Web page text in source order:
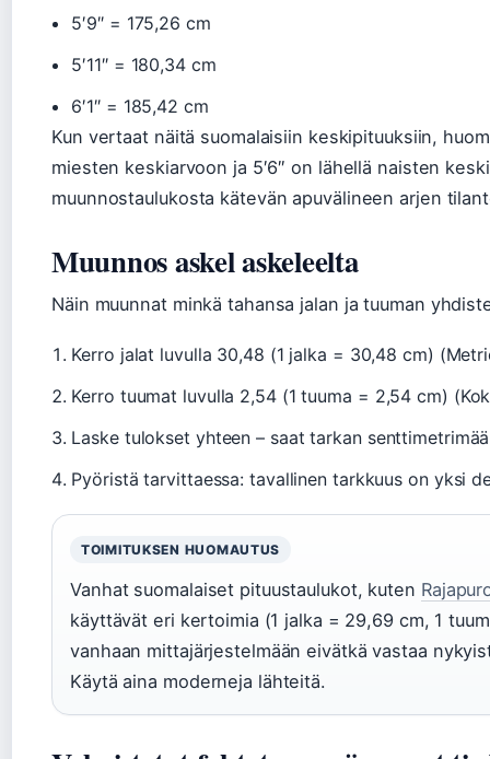
5′9″ = 175,26 cm
5′11″ = 180,34 cm
6′1″ = 185,42 cm
Kun vertaat näitä suomalaisiin keskipituuksiin,
miesten keskiarvoon ja 5′6″ on lähellä naisten
muunnostaulukosta kätevän apuvälineen arjen
Muunnos askel askeleelta
Näin muunnat minkä tahansa jalan ja tuuman
Kerro jalat luvulla 30,48 (1 jalka = 30,48 cm)
Kerro tuumat luvulla 2,54 (1 tuuma = 2,54 cm)
Laske tulokset yhteen – saat tarkan
Pyöristä tarvittaessa: tavallinen tarkkuus on yksi
TOIMITUKSEN HUOMAUTUS
Vanhat suomalaiset pituustaulukot, kuten
käyttävät eri kertoimia (1 jalka = 29,69 cm, 1
vanhaan mittajärjestelmään eivätkä vastaa
Käytä aina moderneja lähteitä.